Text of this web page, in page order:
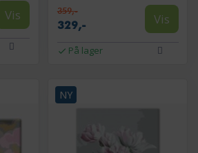
Vis 359,-
329,- Vis
På lager
NY